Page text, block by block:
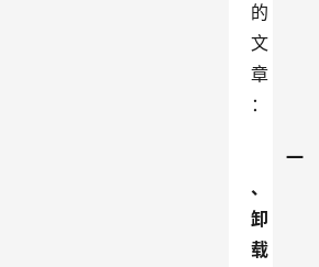
的
文
章
：
一
、
卸
载